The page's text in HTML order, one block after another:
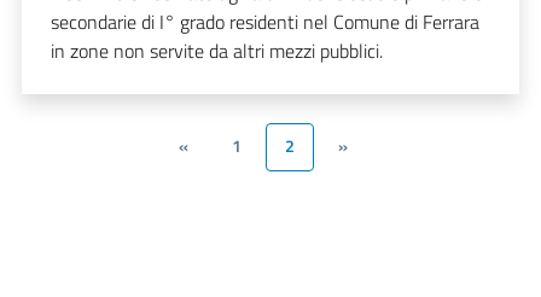
secondarie di I° grado residenti nel Comune di Ferrara
in zone non servite da altri mezzi pubblici.
« 1 2 »